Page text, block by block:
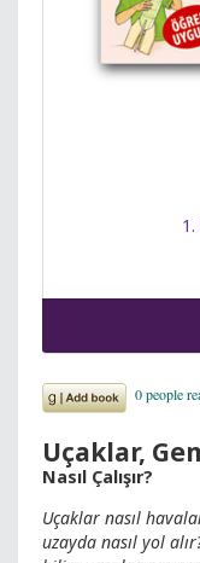
Uçaklar,
Nasıl Çalışır?
Uçaklar nasıl
uzayda nasıl yol